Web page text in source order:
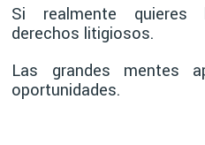
Si realmente quieres
derechos litigiosos.
Las grandes mentes
oportunidades.